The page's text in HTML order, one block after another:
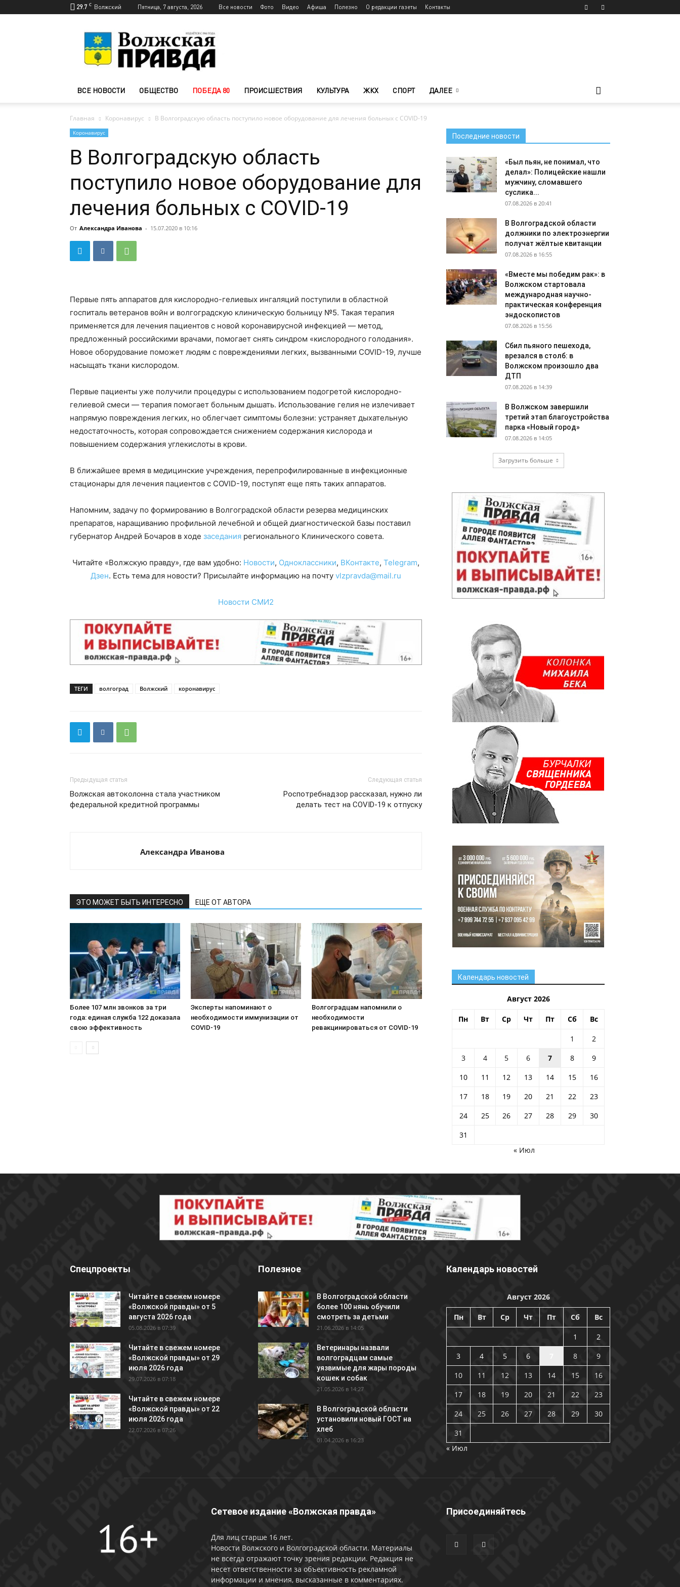
29.7 C Волжский Пятница, 7 августа, 2026 Все новости Фото Видео Афиша Полезно О редакции газеты Контакты
Волжского
—
Волжская
ВСЕ НОВОСТИ ОБЩЕСТВО ПОБЕДА 80 ПРОИСШЕСТВИЯ КУЛЬТУРА ЖКХ СПОРТ ДАЛЕЕ
Главная Коронавирус В Волгоградскую область поступило новое оборудование для лечения больных с COVID-19
Коронавирус
В Волгоградскую область
поступило новое оборудование для
лечения больных с COVID-19
От Александра Иванова - 15.07.2020 в 10:16
Первые пять аппаратов для кислородно-гелиевых ингаляций поступили в областной
госпиталь ветеранов войн и волгоградскую клиническую больницу №5. Такая терапия
применяется для лечения пациентов с новой коронавирусной инфекцией — метод,
предложенный российскими врачами, помогает снять синдром «кислородного голодания».
Новое оборудование поможет людям с повреждениями легких, вызванными COVID-19, лучше
насыщать ткани кислородом.
Первые пациенты уже получили процедуры с использованием подогретой кислородно-
гелиевой смеси — терапия помогает больным дышать. Использование гелия не излечивает
напрямую повреждения легких, но облегчает симптомы болезни: устраняет дыхательную
недостаточность, которая сопровождается снижением содержания кислорода и
повышением содержания углекислоты в крови.
В ближайшее время в медицинские учреждения, перепрофилированные в инфекционные
стационары для лечения пациентов с COVID-19, поступят еще пять таких аппаратов.
Напомним, задачу по формированию в Волгоградской области резерва медицинских
препаратов, наращиванию профильной лечебной и общей диагностической базы поставил
губернатор Андрей Бочаров в ходе заседания регионального Клинического совета.
Читайте «Волжскую правду», где вам удобно: Новости, Одноклассники, ВКонтакте, Telegram,
Дзен. Есть тема для новости? Присылайте информацию на почту vlzpravda@mail.ru
Новости СМИ2
ТЕГИ волгоград Волжский коронавирус
Предыдущая статья
Волжская автоколонна стала участником
федеральной кредитной программы
Следующая статья
Роспотребнадзор рассказал, нужно ли
делать тест на COVID-19 к отпуску
Александра Иванова
ЭТО МОЖЕТ БЫТЬ ИНТЕРЕСНО ЕЩЕ ОТ АВТОРА
Более 107 млн звонков за три
года: единая служба 122 доказала
свою эффективность
Эксперты напоминают о
необходимости иммунизации от
COVID-19
Волгоградцам напомнили о
необходимости
ревакцинироваться от COVID-19
Последние новости
«Был пьян, не понимал, что
делал»: Полицейские нашли
мужчину, сломавшего
суслика...
07.08.2026 в 20:41
В Волгоградской области
должники по электроэнергии
получат жёлтые квитанции
07.08.2026 в 16:55
«Вместе мы победим рак»: в
Волжском стартовала
международная научно-
практическая конференция
эндоскопистов
07.08.2026 в 15:56
Сбил пьяного пешехода,
врезался в столб: в
Волжском произошло два
ДТП
07.08.2026 в 14:39
В Волжском завершили
третий этап благоустройства
парка «Новый город»
07.08.2026 в 14:05
Загрузить больше
Календарь новостей
Август 2026
Пн Вт Ср Чт Пт Сб Вс
1
2
3
4 5 6 7 8
9
10
11 12 13 14 15
16
17
18 19 20 21 22
23
24
25 26 27 28 29
30
31
« Июл
Спецпроекты
Читайте в свежем номере
«Волжской правды» от 5
августа 2026 года
05.08.2026 в 07:39
Читайте в свежем номере
«Волжской правды» от 29
июля 2026 года
29.07.2026 в 07:18
Читайте в свежем номере
«Волжской правды» от 22
июля 2026 года
22.07.2026 в 07:26
Полезное
В Волгоградской области
более 100 нянь обучили
смотреть за детьми
21.06.2026 в 14:05
Ветеринары назвали
волгоградцам самые
уязвимые для жары породы
кошек и собак
21.05.2026 в 14:27
В Волгоградской области
установили новый ГОСТ на
хлеб
01.04.2026 в 16:23
Календарь новостей
Август 2026
Пн Вт Ср Чт Пт Сб Вс
1
2
3
4 5 6 8
9
10
11 12 13 14 15
16
17
18 19 20 21 22
23
24
25 26 27 28 29
30
31
« Июл
Сетевое издание «Волжская правда»
Для лиц старше 16 лет.
Новости Волжского и Волгоградской области. Материалы
не всегда отражают точку зрения редакции. Редакция не
несет ответственности за объективность рекламной
информации и мнения, высказанные в комментариях.
Присоединяйтесь